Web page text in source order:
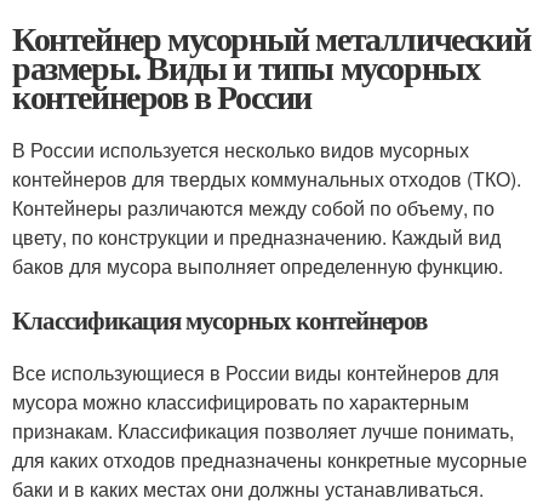
Контейнер мусорный металлический
размеры. Виды и типы мусорных
контейнеров в России
В России используется несколько видов мусорных
контейнеров для твердых коммунальных отходов (ТКО).
Контейнеры различаются между собой по объему, по
цвету, по конструкции и предназначению. Каждый вид
баков для мусора выполняет определенную функцию.
Классификация мусорных контейнеров
Все использующиеся в России виды контейнеров для
мусора можно классифицировать по характерным
признакам. Классификация позволяет лучше понимать,
для каких отходов предназначены конкретные мусорные
баки и в каких местах они должны устанавливаться.